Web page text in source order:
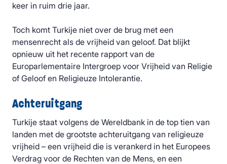
keer in ruim drie jaar.
Toch komt Turkije niet over de brug met een
mensenrecht als de vrijheid van geloof. Dat blijkt
opnieuw uit het recente rapport van de
Europarlementaire Intergroep voor Vrijheid van Religie
of Geloof en Religieuze Intolerantie.
Achteruitgang
Turkije staat volgens de Wereldbank in de top tien van
landen met de grootste achteruitgang van religieuze
vrijheid – een vrijheid die is verankerd in het Europees
Verdrag voor de Rechten van de Mens, en een